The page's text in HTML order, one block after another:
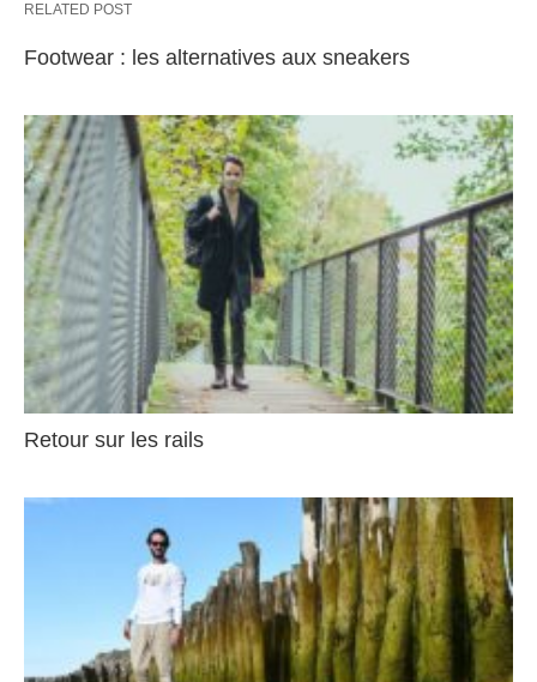
RELATED POST
Footwear : les alternatives aux sneakers
Retour sur les rails